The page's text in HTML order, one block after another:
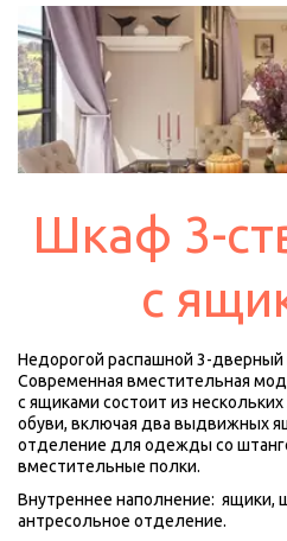
­­Шкаф 3-
с
Недорогой распашной 3-
Современная вместительная
с ящиками состоит из
обуви, включая два выдвижных
отделение для одежды со
вместительные полки.
Внутреннее наполнение:  ящики,
антресольное отделение.